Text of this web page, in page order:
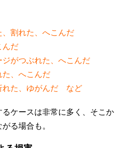
割れた、へこんだ
んだ
がつぶれた、へこんだ
た、へこんだ
れた、ゆがんだ など
ケースは非常に多く、そこか
る場合も。